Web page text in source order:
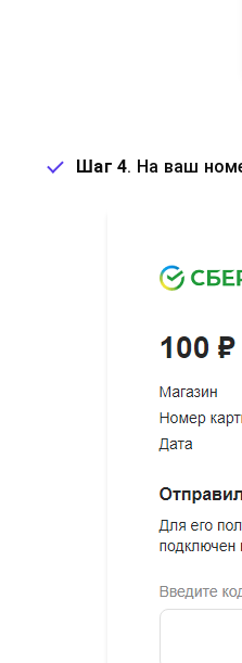
Шаг 4. На ваш